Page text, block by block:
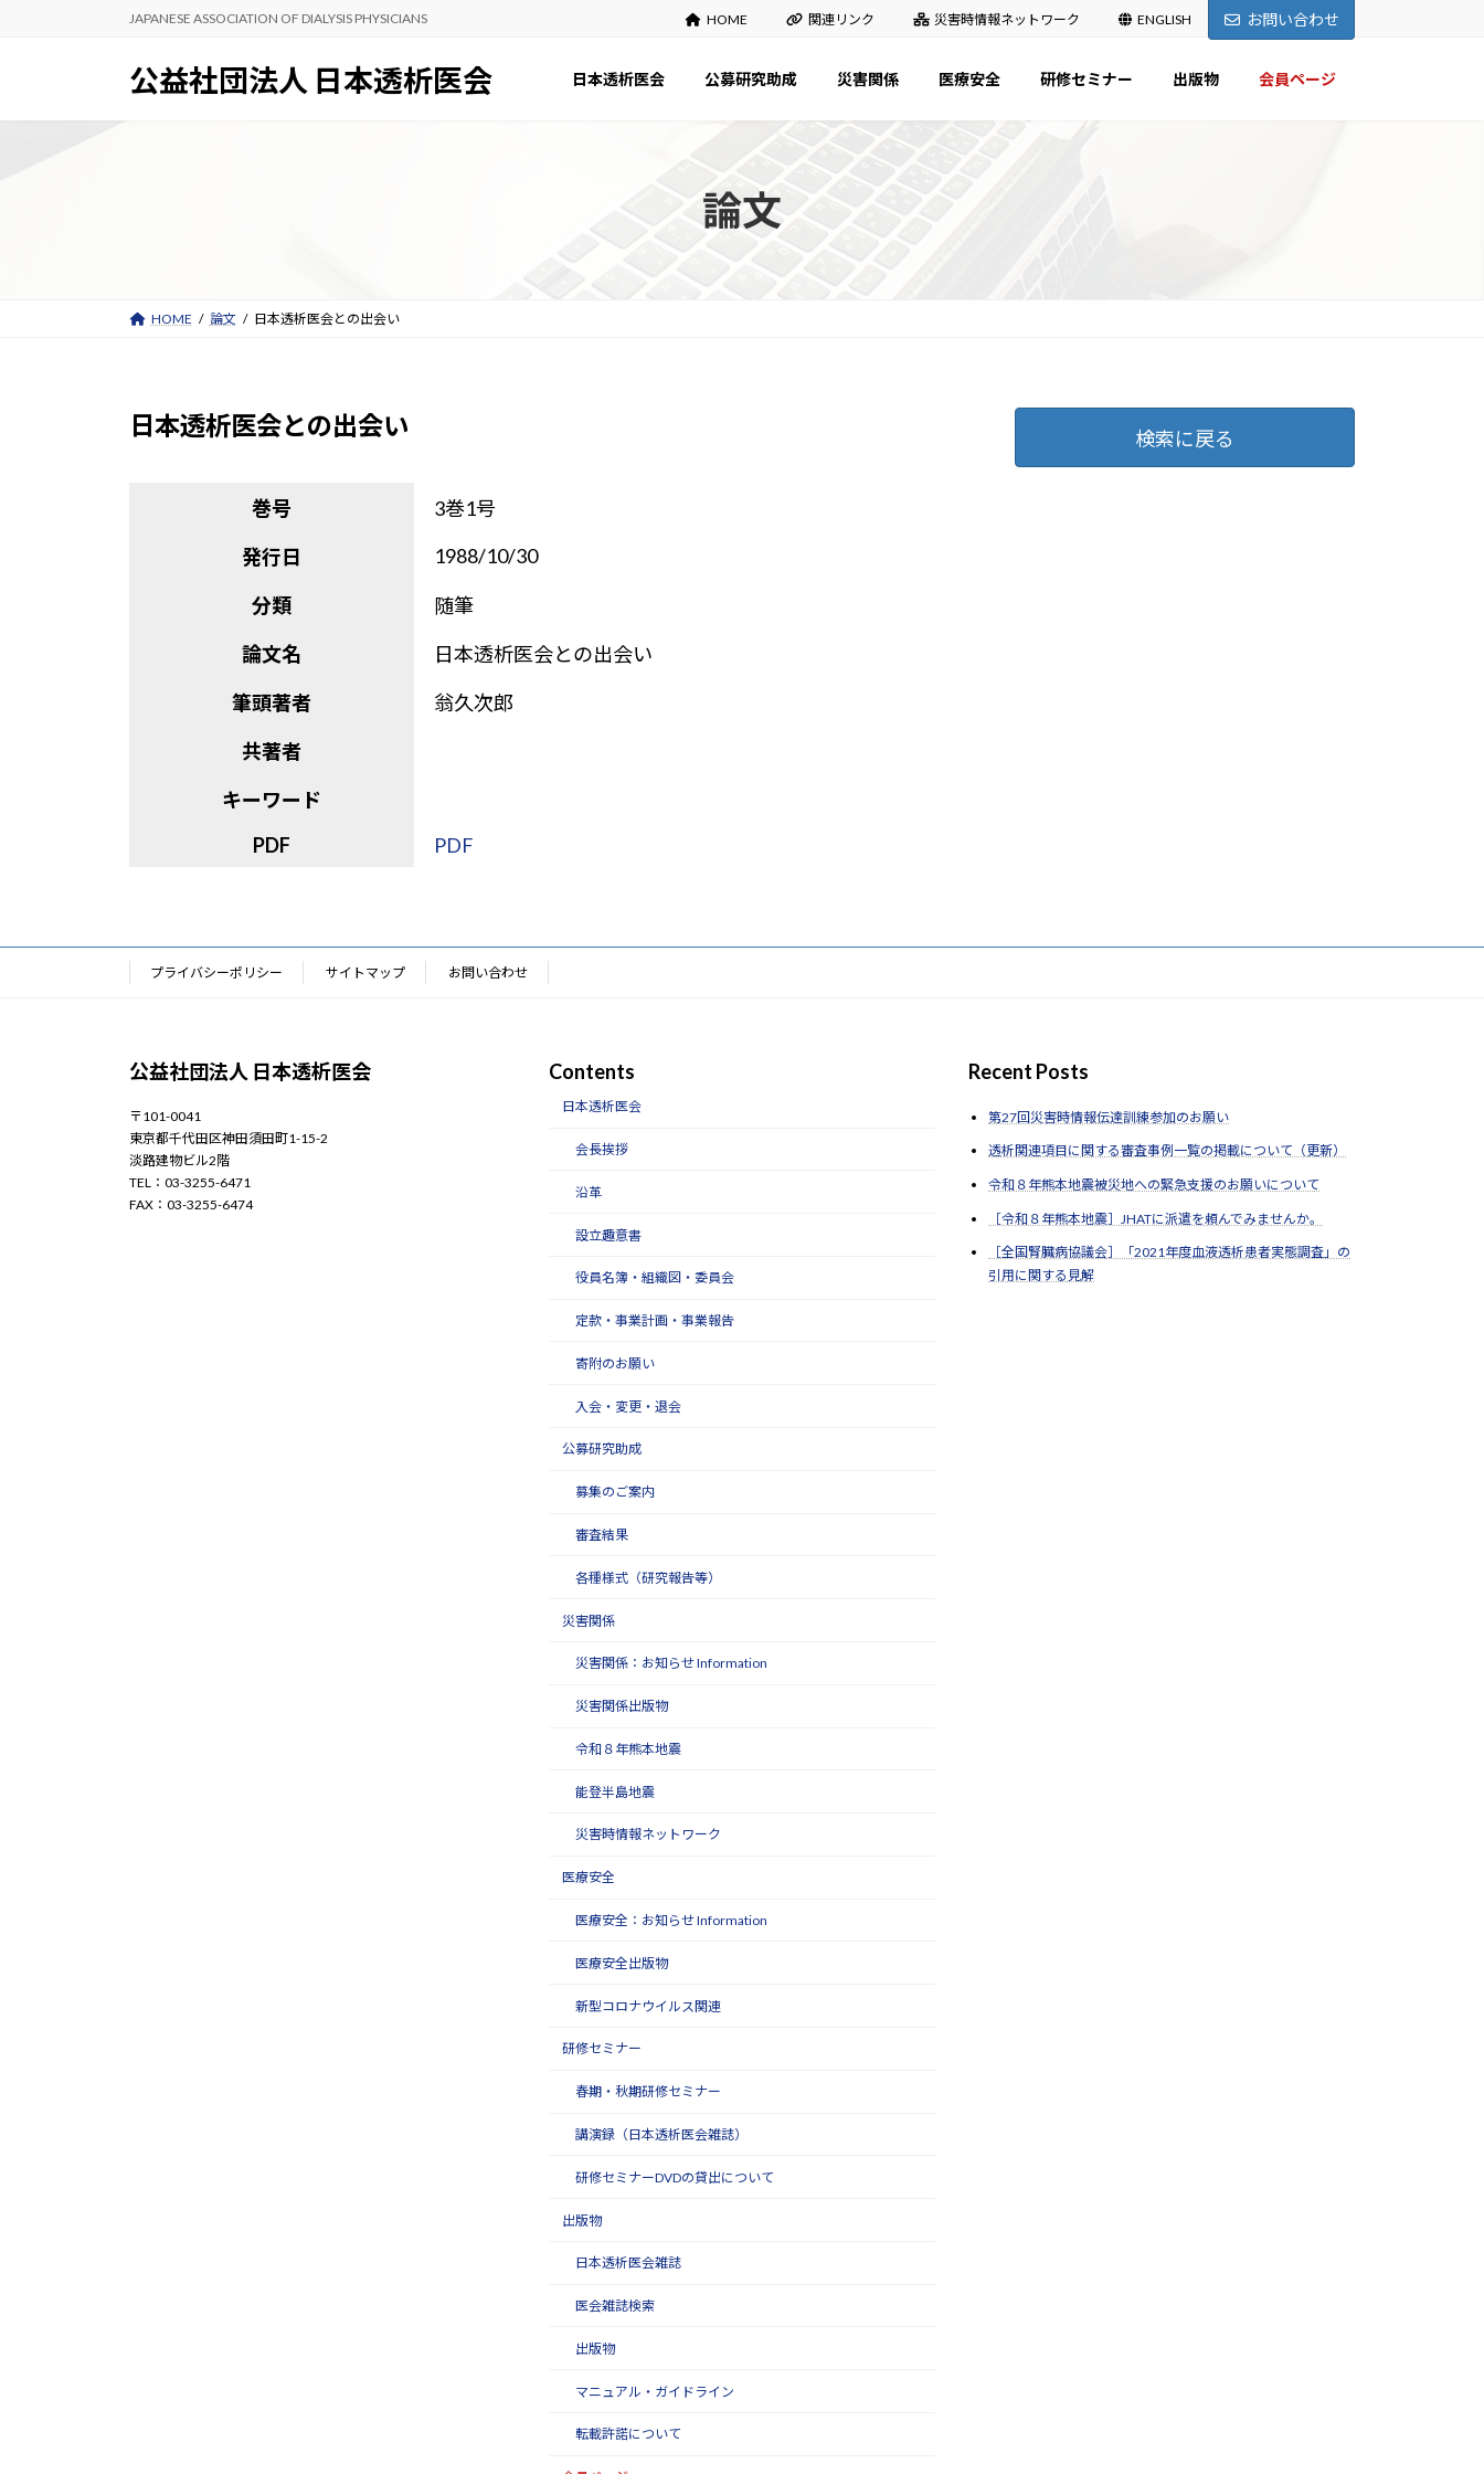
JAPANESE ASSOCIATION OF DIALYSIS PHYSICIANS HOME 関連リンク 災害時情報ネットワーク ENGLISH お問い合わせ
公益社団法人 日本透析医会 日本透析医会 公募研究助成 災害関係 医療安全 研修セミナー 出版物 会員ページ
論文
HOME 論文 日本透析医会との出会い
日本透析医会との出会い
巻号
3巻1号
発行日
1988/10/30
分類
随筆
論文名
日本透析医会との出会い
筆頭著者
翁久次郎
共著者
キーワード
PDF
PDF
検索に戻る
プライバシーポリシー サイトマップ お問い合わせ
公益社団法人 日本透析医会
〒101-0041
東京都千代田区神田須田町1-15-2
淡路建物ビル2階
TEL：03-3255-6471
FAX：03-3255-6474
Contents
日本透析医会
会長挨拶
沿革
設立趣意書
役員名簿・組織図・委員会
定款・事業計画・事業報告
寄附のお願い
入会・変更・退会
公募研究助成
募集のご案内
審査結果
各種様式（研究報告等）
災害関係
災害関係：お知らせ Information
災害関係出版物
令和８年熊本地震
能登半島地震
災害時情報ネットワーク
医療安全
医療安全：お知らせ Information
医療安全出版物
新型コロナウイルス関連
研修セミナー
春期・秋期研修セミナー
講演録（日本透析医会雑誌）
研修セミナーDVDの貸出について
出版物
日本透析医会雑誌
医会雑誌検索
出版物
マニュアル・ガイドライン
転載許諾について
Recent Posts
第27回災害時情報伝達訓練参加のお願い
透析関連項目に関する審査事例一覧の掲載について（更新）
令和８年熊本地震被災地への緊急支援のお願いについて
［令和８年熊本地震］JHATに派遣を頼んでみませんか。
［全国腎臓病協議会］「2021年度血液透析患者実態調査」の
引用に関する見解